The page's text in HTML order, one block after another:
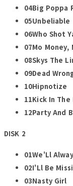
04Big Poppa
05Unbeliable
06Who Shot
07Mo Money,
08Skys The
09Dead
10Hipnotize
11Kick In The
12Party And
DISK 2
01We'Ll
02I'Ll Be
03Nasty Girl